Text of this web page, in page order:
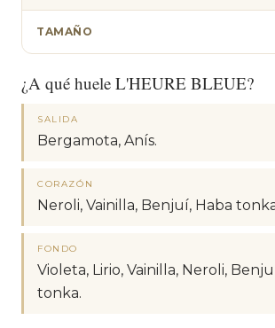
TAMAÑO
¿A qué huele L'HEURE BLEUE?
SALIDA
Bergamota, Anís.
CORAZÓN
Neroli, Vainilla, Benjuí, Haba
FONDO
Violeta, Lirio, Vainilla, Neroli,
tonka.